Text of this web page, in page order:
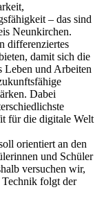
– das sind
Neunkirchen.
differenziertes
damit sich die
Leben und Arbeiten
Dabei
für die digitale Welt
orientiert an den
und Schüler
versuchen wir,
folgt der